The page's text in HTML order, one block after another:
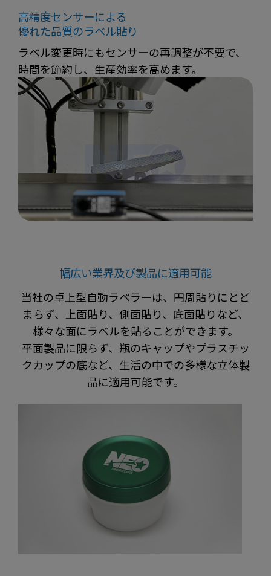
高精度センサーによる
優れた品質のラベル貼り
ラベル変更時にもセンサーの再調整が不要で、
時間を節約し、生産効率を高めます。
幅広い業界及び製品に適用可能
当社の卓上型自動ラベラーは、円周貼りにとど
まらず、上面貼り、側面貼り、底面貼りなど、
様々な面にラベルを貼ることができます。
平面製品に限らず、瓶のキャップやプラスチッ
クカップの底など、生活の中での多様な立体製
品に適用可能です。